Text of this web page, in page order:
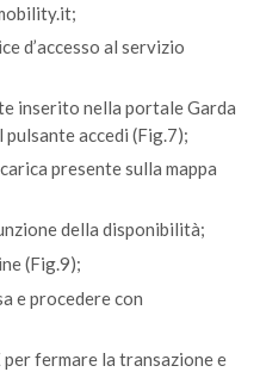
d’accesso al servizio
inserito nella portale Garda
pulsante accedi (Fig.7);
presente sulla mappa
della disponibilità;
(Fig.9);
e procedere con
fermare la transazione e